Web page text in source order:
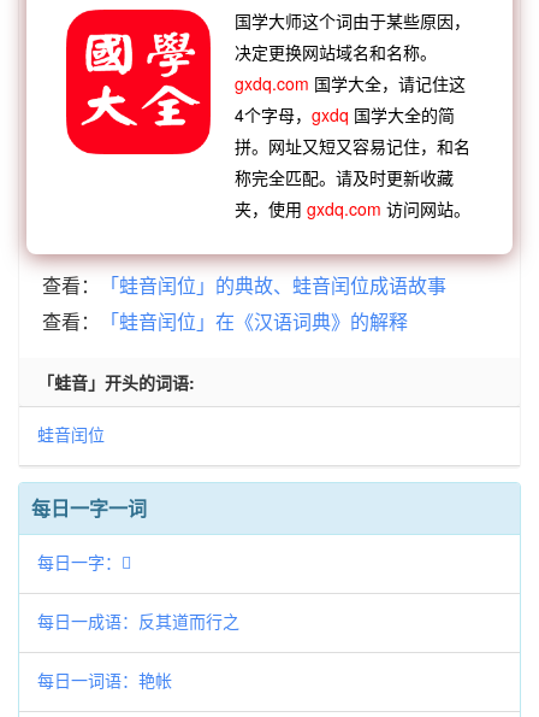
【顺接】：
鼃音闰位 掊克在位 高官显位
素餐尸
乘轩禄位 蛙音闰位 不安其位
长生牌位
【逆接】：
云龙井蛙 井底鸣蛙 鼓奏鸣蛙
越王轼
沉灶产蛙 沉灶生蛙 埳井之蛙
官蛙私蛙
蛙鸣鼓吹 蛙鼓蝉鸣
蛙鸣鸱
蛙鸣官司 蛙鸣蚓叫 蛙音闰位
查看：
「蛙音闰位」的典故、蛙音闰位成语故事
查看：
「蛙音闰位」在《汉语词典》的解释
「蛙音」开头的词语:
蛙音闰位
每日一字一词
每日一字：𠑍
每日一成语：反其道而行之
每日一词语：艳帐
国学大师这个词由于某些原因，
决定更换网站域名和名称。
gxdq.com 国学大全，请记住这
4个字母，gxdq 国学大全的简
拼。网址又短又容易记住，和名
称完全匹配。请及时更新收藏
夹，使用gxdq.com 访问网站。